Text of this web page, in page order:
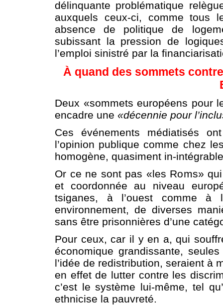
délinquante problématique
auxquels ceux-ci, comme tous
absence de politique de
subissant la pression de
l’emploi sinistré par la
À quand des sommets
Deux «sommets européens pour
encadre une «décennie pour
Ces événements médiatisés
l’opinion publique comme chez
homogène, quasiment in-
Or ce ne sont pas «les Roms»
et coordonnée au niveau
tsiganes, à l’ouest comme à
environnement, de diverses
sans être prisonnières d’une
Pour ceux, car il y en a, qui
économique grandissante,
l’idée de redistribution, seraient à
en effet de lutter contre les
c’est le système lui-même, tel
ethnicise la pauvreté.